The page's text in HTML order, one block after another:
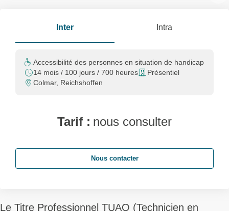
Le Titre Professionnel TUAO (Technicien en
Inter Intra
Accessibilité des personnes en situation de handicap
14 mois / 100 jours / 700 heures
Présentiel
Colmar, Reichshoffen
Tarif : nous consulter
Nous contacter